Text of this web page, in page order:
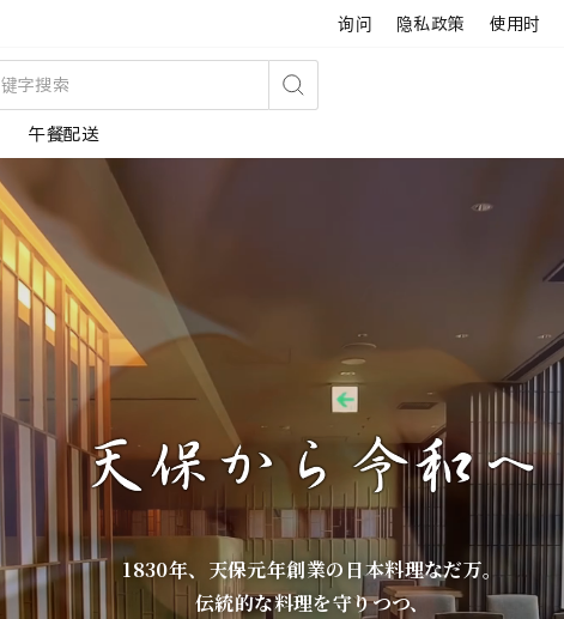
询问 隐私政策 使用时
搜
午餐配送
1830年、天保元年創業の日本料理なだ万。
伝統的な料理を守りつつ、